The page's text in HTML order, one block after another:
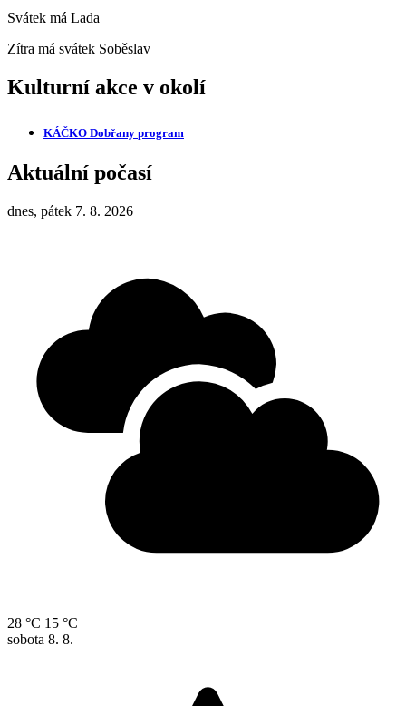
Svátek má Lada
Zítra má svátek Soběslav
Kulturní akce v okolí
KÁČKO Dobřany program
Aktuální počasí
dnes, pátek 7. 8. 2026
28 °C 15 °C
sobota 8. 8.